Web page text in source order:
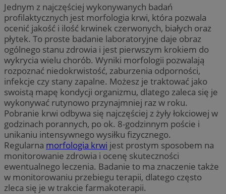
Jednym z najczęściej wykonywanych badań
profilaktycznych jest morfologia krwi, która pozwala
ocenić jakość i ilość krwinek czerwonych, białych oraz
płytek. To proste badanie laboratoryjne daje obraz
ogólnego stanu zdrowia i jest pierwszym krokiem do
wykrycia wielu chorób. Wyniki morfologii pozwalają
rozpoznać niedokrwistość, zaburzenia odporności,
infekcje czy stany zapalne. Możesz je traktować jako
swoistą mapę kondycji organizmu, dlatego zaleca się je
wykonywać rutynowo przynajmniej raz w roku.
Pobranie krwi odbywa się najczęściej z żyły łokciowej w
godzinach porannych, po ok. 8-godzinnym poście i
unikaniu intensywnego wysiłku fizycznego.
Regularna morfologia krwi jest prostym sposobem na
monitorowanie zdrowia i ocenę skuteczności
ewentualnego leczenia. Badanie to ma znaczenie także
w monitorowaniu przebiegu terapii, dlatego często
zleca się je w trakcie farmakoterapii.